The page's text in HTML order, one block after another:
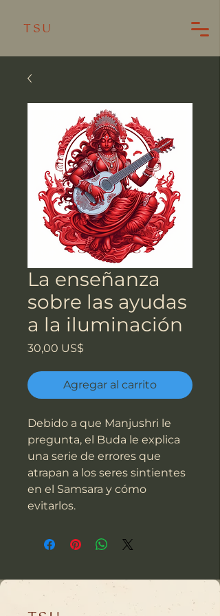
TSU
La enseñanza
sobre las ayudas
a la iluminación
30,00 US$
Agregar al carrito
Debido a que Manjushri le
pregunta, el Buda le explica
una serie de errores que
atrapan a los seres sintientes
en el Samsara y cómo
evitarlos.